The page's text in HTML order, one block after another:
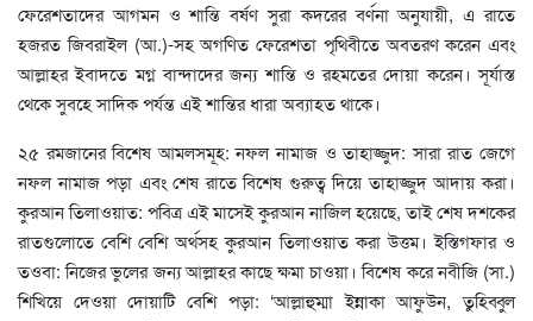
ফেরেশতাদের আগমন ও শান্তি বর্ষণ সুরা কদরের বর্ণনা অনুযায়ী, এ রাতে
হজরত জিবরাইল (আ.)-সহ অগণিত ফেরেশতা পৃথিবীতে অবতরণ করেন এবং
আল্লাহর ইবাদতে মগ্ন বান্দাদের জন্য শান্তি ও রহমতের দোয়া করেন। সূর্যাস্ত
থেকে সুবহে সাদিক পর্যন্ত এই শান্তির ধারা অব্যাহত থাকে।
২৫ রমজানের বিশেষ আমলসমূহ: নফল নামাজ ও তাহাজ্জুদ: সারা রাত জেগে
নফল নামাজ পড়া এবং শেষ রাতে বিশেষ গুরুত্ব দিয়ে তাহাজ্জুদ আদায় করা।
কুরআন তিলাওয়াত: পবিত্র এই মাসেই কুরআন নাজিল হয়েছে, তাই শেষ দশকের
রাতগুলোতে বেশি বেশি অর্থসহ কুরআন তিলাওয়াত করা উত্তম। ইস্তিগফার ও
তওবা: নিজের ভুলের জন্য আল্লাহর কাছে ক্ষমা চাওয়া। বিশেষ করে নবীজি (সা.)
শিখিয়ে দেওয়া দোয়াটি বেশি পড়া: ‘আল্লাহুম্মা ইন্নাকা আফুউন, তুহিব্বুল